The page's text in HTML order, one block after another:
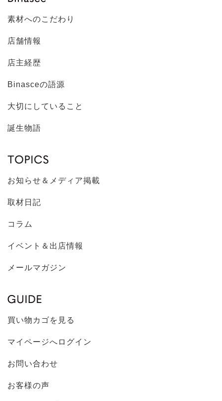
素材へのこだわり
店舗情報
店主経歴
Binasceの語源
大切にしていること
誕生物語
お知らせ＆メディア掲載
取材日記
コラム
イベント＆出店情報
メールマガジン
買い物カゴを見る
マイページへログイン
お問い合わせ
お客様の声